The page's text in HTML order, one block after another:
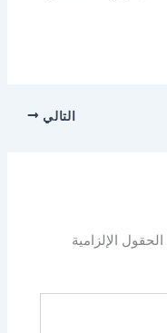
التالي
الحقول الإلزامية